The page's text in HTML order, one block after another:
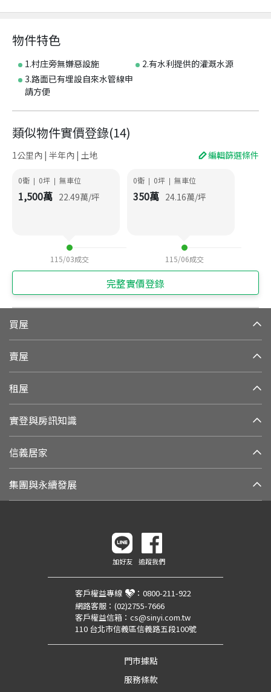
物件特色
1.村庄旁無嫌惡設施
2.有水利提供的灌溉水源
3.路面已有埋設自來水管線申
請方便
類似物件實價登錄(14)
1公里內 | 半年內 | 土地 編輯篩選條件
0衛 | 0坪 | 無車位
1,500萬 22.49萬/坪
115/03成交
0衛 | 0坪 | 無車位
350萬 24.16萬/坪
115/06成交
完整實價登錄
買屋
賣屋
租屋
實登與房訊知識
信義居家
集團與永續發展
加好友 追蹤我們
客戶權益專線 ： 0800-211-922
網路客服： (02)2755-7666
客戶權益信箱： cs@sinyi.com.tw
110 台北市信義區信義路五段100號
門市據點
服務條款